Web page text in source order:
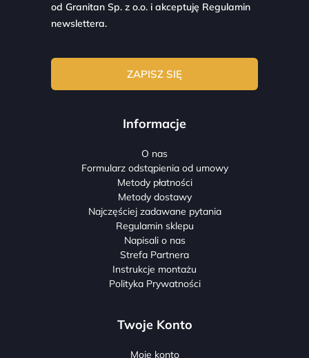
od Granitan Sp. z o.o. i akceptuję Regulamin
newslettera.
Informacje
O nas
Formularz odstąpienia od umowy
Metody płatności
Metody dostawy
Najczęściej zadawane pytania
Regulamin sklepu
Napisali o nas
Strefa Partnera
Instrukcje montażu
Polityka Prywatności
Twoje Konto
Moje konto